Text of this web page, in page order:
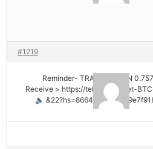
#1219
🔈 Reminder- TRANSACTION
Receive > https://telegra.ph/Get-